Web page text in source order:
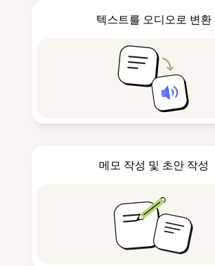
텍스트를 오디오로 변환
메모 작성 및 초안 작성